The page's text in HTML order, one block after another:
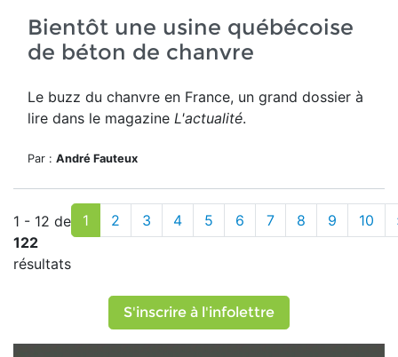
Bientôt une usine québécoise
de béton de chanvre
Le buzz du chanvre en France, un grand dossier à
lire dans le magazine L'actualité.
Par : André Fauteux
1 - 12 de
122
résultats
1 2 3 4 5 6 7 8 9 10
S'inscrire à l'infolettre